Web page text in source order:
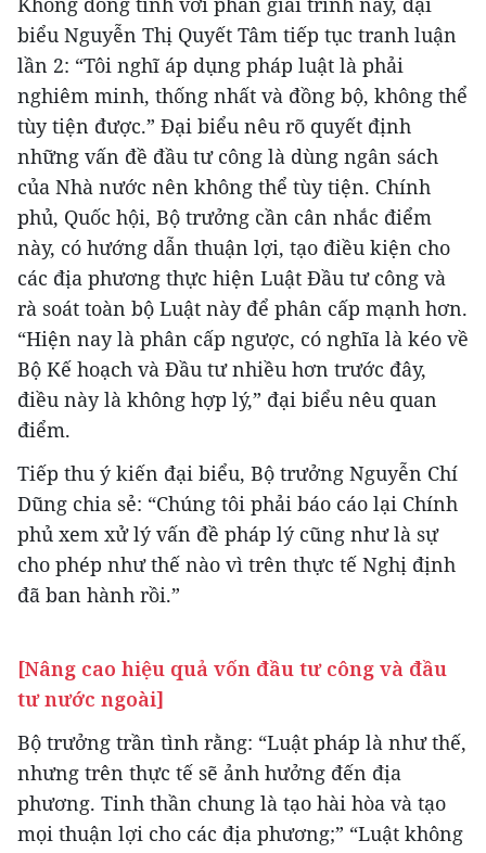
biểu Nguyễn Thị Quyết Tâm tiếp tục tranh luận
lần 2: “Tôi nghĩ áp dụng pháp luật là phải
nghiêm minh, thống nhất và đồng bộ, không thể
tùy tiện được.” Đại biểu nêu rõ quyết định
những vấn đề đầu tư công là dùng ngân sách
của Nhà nước nên không thể tùy tiện. Chính
phủ, Quốc hội, Bộ trưởng cần cân nhắc điểm
này, có hướng dẫn thuận lợi, tạo điều kiện cho
các địa phương thực hiện Luật Đầu tư công và
rà soát toàn bộ Luật này để phân cấp mạnh hơn.
“Hiện nay là phân cấp ngược, có nghĩa là kéo về
Bộ Kế hoạch và Đầu tư nhiều hơn trước đây,
điều này là không hợp lý,” đại biểu nêu quan
điểm.
Tiếp thu ý kiến đại biểu, Bộ trưởng Nguyễn Chí
Dũng chia sẻ: “Chúng tôi phải báo cáo lại Chính
phủ xem xử lý vấn đề pháp lý cũng như là sự
cho phép như thế nào vì trên thực tế Nghị định
đã ban hành rồi.”
[Nâng cao hiệu quả vốn đầu tư công và đầu
tư nước ngoài]
Bộ trưởng trần tình rằng: “Luật pháp là như thế,
nhưng trên thực tế sẽ ảnh hưởng đến địa
phương. Tinh thần chung là tạo hài hòa và tạo
mọi thuận lợi cho các địa phương;” “Luật không